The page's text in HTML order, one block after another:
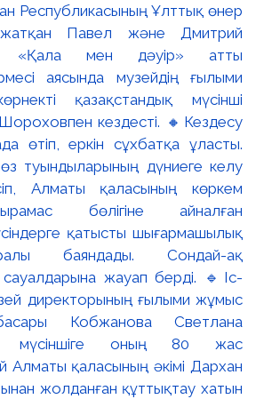
Республикасының Ұлттық өнер
жатқан Павел және Дмитрий
«Қала мен дәуір» атты
аясында музейдің ғылыми
қазақстандық мүсінші
кездесті. 🔸Кездесу
өтіп, еркін сұхбатқа ұласты.
туындыларының дүниеге келу
Алматы қаласының көркем
бөлігіне айналған
қатысты шығармашылық
баяндады. Сондай-ақ
жауап берді. 🔹Іс-
директорының ғылыми жұмыс
Кобжанова Светлана
мүсіншіге оның 80 жас
Алматы қаласының әкімі Дархан
жолданған құттықтау хатын